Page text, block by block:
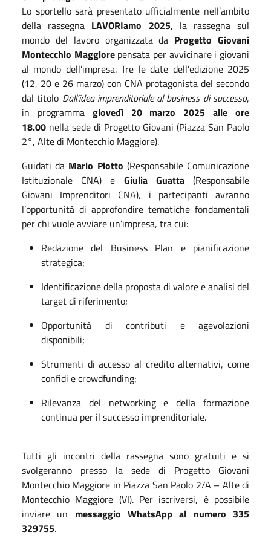
Lo sportello sarà presentato ufficialmente nell’ambito
della rassegna LAVORIamo 2025, la rassegna sul
mondo del lavoro organizzata da Progetto Giovani
Montecchio Maggiorepensata per avvicinare i giovani
al mondo dell’impresa. Tre le date dell’edizione 2025
(12, 20 e 26 marzo) con CNA protagonista del secondo
dal titolo Dall’idea imprenditoriale al business di successo,
in programma giovedì 20 marzo 2025 alle ore
18.00 nella sede di Progetto Giovani (Piazza San Paolo
2°, Alte di Montecchio Maggiore).
Guidati da Mario Piotto (Responsabile Comunicazione
Istituzionale CNA) e Giulia Guatta(Responsabile
Giovani Imprenditori CNA), i partecipanti avranno
l’opportunità di approfondire tematiche fondamentali
per chi vuole avviare un’impresa, tra cui:
Redazione del Business Plan e pianificazione
strategica;
Identificazione della proposta di valore e analisi del
target di riferimento;
Opportunità di contributi e agevolazioni
disponibili;
Strumenti di accesso al credito alternativi, come
confidi e crowdfunding;
Rilevanza del networking e della formazione
continua per il successo imprenditoriale.
Tutti gli incontri della rassegna sono gratuiti e si
svolgeranno presso la sede di Progetto Giovani
Montecchio Maggiore in Piazza San Paolo 2/A – Alte di
Montecchio Maggiore (VI). Per iscriversi, è possibile
inviare un messaggio WhatsApp al numero 335
329755.